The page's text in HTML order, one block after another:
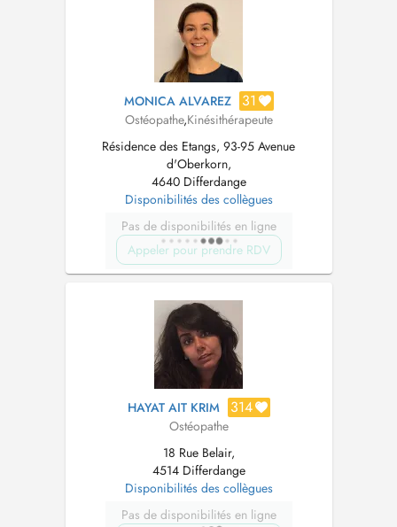
MONICA ALVAREZ 31
Ostéopathe,Kinésithérapeute
Résidence des Etangs, 93-95 Avenue
d'Oberkorn,
4640 Differdange
Disponibilités des collègues
Pas de disponibilités en ligne
Appeler pour prendre RDV
HAYAT AIT KRIM 314
Ostéopathe
18 Rue Belair,
4514 Differdange
Disponibilités des collègues
Pas de disponibilités en ligne